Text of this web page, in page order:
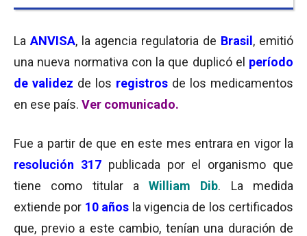
La ANVISA, la agencia regulatoria de Brasil , emitió
una nueva normativa con la que duplicó el período
de validez de los registros de los medicamentos
en ese país. Ver comunicado.
Fue a partir de que en este mes entrara en vigor la
resolución 317publicada por el organismo que
tiene como titular a William Dib. La medida
extiende por 10 años la vigencia de los certificados
que, previo a este cambio, tenían una duración de